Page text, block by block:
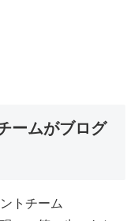
ームがブログ
トチーム